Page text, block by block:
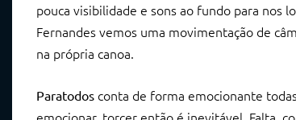
pouca visibilidade e sons ao fundo para nos
Fernandes vemos uma movimentação de
na própria canoa.
Paratodos conta de forma emocionante